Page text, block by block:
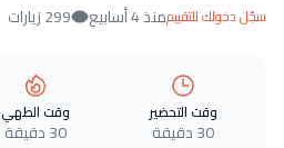
سجّل دخولك للتقييممنذ 4 أسابيع 299 زيارات
وقت التحضير
30 دقيقة
وقت الطهي
30 دقيقة